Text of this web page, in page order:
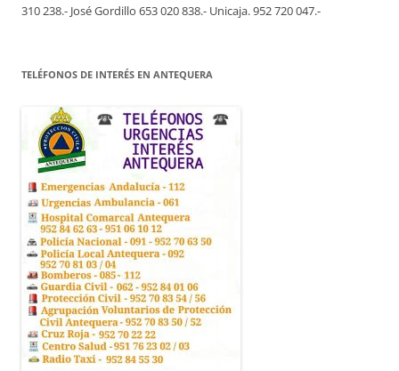
310 238.- José Gordillo 653 020 838.- Unicaja. 952 720 047.-
TELÉFONOS DE INTERÉS EN ANTEQUERA